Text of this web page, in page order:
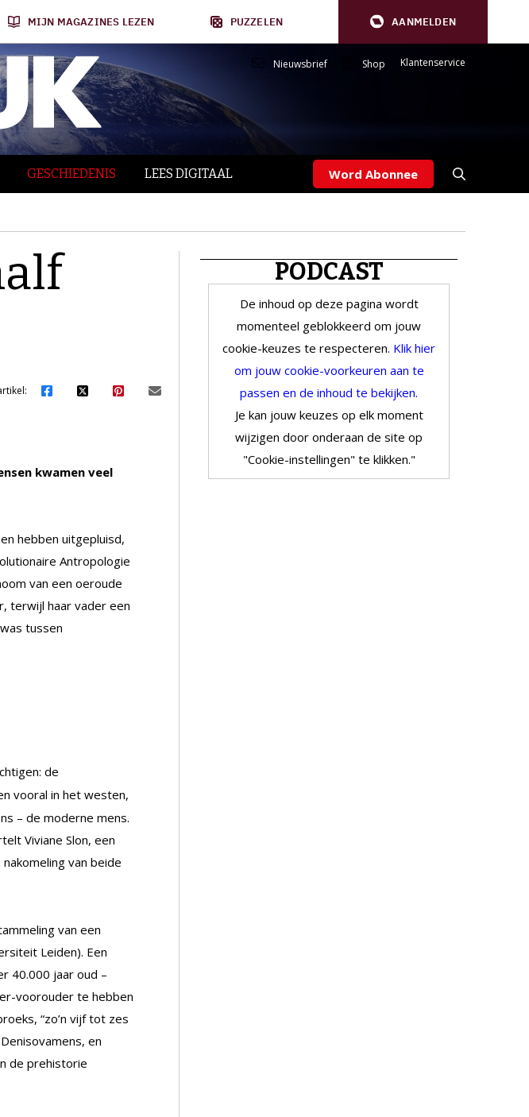
MIJN MAGAZINES LEZEN PUZZELEN AANMELDEN
Nieuwsbrief Shop Klantenservice
GESCHIEDENIS LEES DIGITAAL Word Abonnee
kwamen veel
hebben uitgepluisd,
Antropologie
van een oeroude
terwijl haar vader een
tussen
de
vooral in het westen,
– de moderne mens.
Viviane Slon, een
van beide
van een
Leiden). Een
40.000 jaar oud –
voorouder te hebben
“zo’n vijf tot zes
en
de prehistorie
PODCAST
De inhoud op deze pagina wordt
momenteel geblokkeerd om jouw
cookie-keuzes te respecteren. Klik hier
om jouw cookie-voorkeuren aan te
passen en de inhoud te bekijken.
Je kan jouw keuzes op elk moment
wijzigen door onderaan de site op
"Cookie-instellingen" te klikken."